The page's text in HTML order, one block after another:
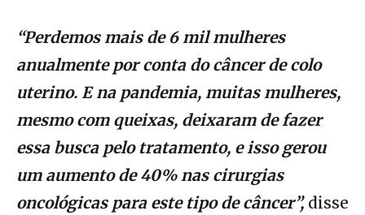
“Perdemos mais de 6 mil mulheres
anualmente por conta do câncer de colo
uterino. E na pandemia, muitas mulheres,
mesmo com queixas, deixaram de fazer
essa busca pelo tratamento, e isso gerou
um aumento de 40% nas cirurgias
oncológicas para este tipo de câncer”, disse